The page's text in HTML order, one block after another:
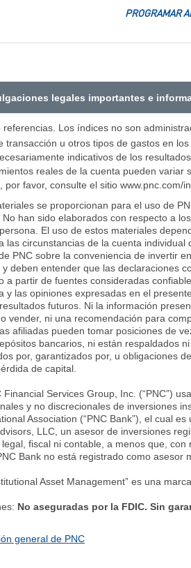
PROGRAMAR
legales importantes e
referencias. Los índices no son
transacción u otros tipos de gastos en
indicativos de los
reales de la cuenta pueden
por favor, consulte el sitio www.pnc.com/
se proporcionan para el uso de
No han sido elaborados con respecto a
El uso de estos materiales
las circunstancias de la cuenta
PNC sobre la conveniencia de invertir
y deben entender que las declaraciones
a partir de fuentes consideradas
y las opiniones expresadas en el
futuros. Ni la información
vender, ni una recomendación para
afiliadas pueden tomar posiciones de
bancarios, ni están respaldados
por, garantizados por, u obligaciones
de capital.
Financial Services Group, Inc. (“PNC”)
y no discrecionales de inversiones
Association (“PNC Bank”), el cual
LLC, un asesor de inversiones
fiscal ni contable, a menos que,
Bank no está registrado como asesor
Asset Management” es una
No aseguradas por la FDIC. Sin
general de PNC